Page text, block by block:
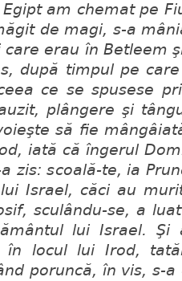
am chemat pe
de magi, s-a
care erau în Betleem
după timpul pe
ce se spusese
plângere şi
să fie
iată că îngerul
zis: scoală-te, ia
Israel, căci au
sculându-se, a
lui Israel. Şi
în locul lui Irod,
poruncă, în vis, s-